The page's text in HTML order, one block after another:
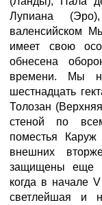
Лупиана
валенсийском
имеет свою
обнесена
времени. Мы
шестнадцать
Толозан
стеной по
поместья
внешних
защищены еще
когда в начале
светлейшая и